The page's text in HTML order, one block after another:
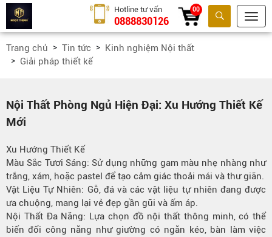
Tìm kiếm
Hotline tư vấn
0888830126
00
Trang chủ Tin tức
Kinh nghiệm Nội thất
Giải pháp thiết kế
Nội Thất Phòng Ngủ Hiện Đại: Xu Hướng Thiết Kế
Mới
Xu Hướng Thiết Kế
Màu Sắc Tươi Sáng: Sử dụng những gam màu nhẹ nhàng như
trắng, xám, hoặc pastel để tạo cảm giác thoải mái và thư giãn.
Vật Liệu Tự Nhiên: Gỗ, đá và các vật liệu tự nhiên đang được
ưa chuộng, mang lại vẻ đẹp gần gũi và ấm áp.
Nội Thất Đa Năng: Lựa chọn đồ nội thất thông minh, có thể
biến đổi công năng như giường có ngăn kéo, bàn làm việc